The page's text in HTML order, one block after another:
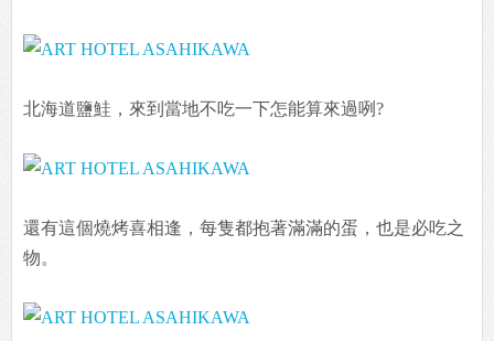
北海道鹽鮭，來到當地不吃一下怎能算來過咧?
還有這個燒烤喜相逢，每隻都抱著滿滿的蛋，也是必吃之
物。